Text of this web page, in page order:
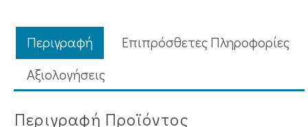
Περιγραφή
Επιπρόσθετες Πληροφορίες
Aξιολογήσεις
Περιγραφή Προϊόντος